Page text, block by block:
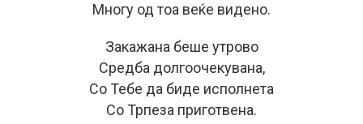
Многу од тоа веќе видено.
Закажана беше утрово
Средба долгоочекувана,
Со Тебе да биде исполнета
Со Трпеза приготвена.